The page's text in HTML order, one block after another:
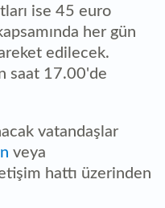
ise 45 euro
her gün
edilecek.
saat 17.00'de
vatandaşlar
veya
hattı üzerinden